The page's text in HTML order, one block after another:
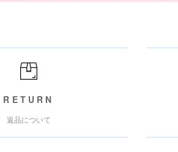
RETURN
返品について